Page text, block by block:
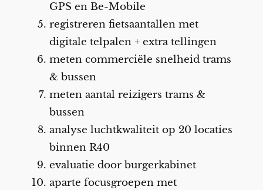
GPS en Be-Mobile
registreren fietsaantallen met
digitale telpalen + extra tellingen
meten commerciële snelheid trams
& bussen
meten aantal reizigers trams &
bussen
analyse luchtkwaliteit op 20 locaties
binnen R40
evaluatie door burgerkabinet
aparte focusgroepen met